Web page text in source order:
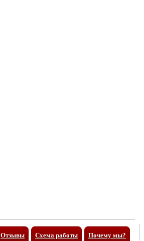
Отзывы Почему мы?
Схема работы